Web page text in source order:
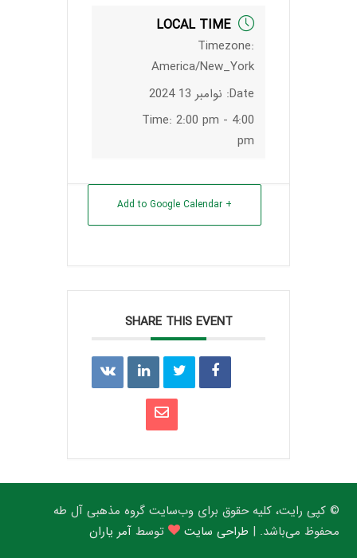
LOCAL TIME
Timezone:
America/New_York
Date: نوامبر 13 2024
Time: 2:00 pm - 4:00
pm
+ Add to Google Calendar
SHARE THIS EVENT
© کپی رایت، کلیه حقوق برای وب‌سایت گروه مذهبی آل طه
محفوظ می‌باشد. | طراحی سایت توسطآمر یاران